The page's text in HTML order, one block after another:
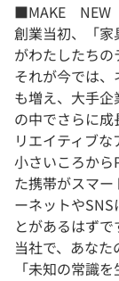
■MAKE NEW
創業当初、「家
がわたしたちの
それが今では
も増え、大手
の中でさらに
リエイティブな
小さいころから
た携帯がスマ
ーネットや
とがあるはずで
当社で、あな
「未知の常識